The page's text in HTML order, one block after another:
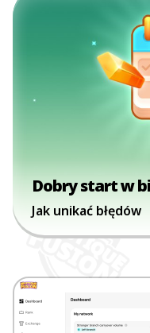
Dobry start w
Jak unikać błędów